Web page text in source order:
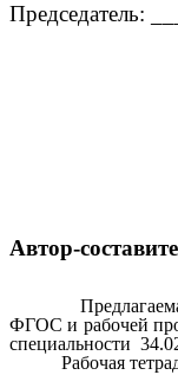
Председатель:
Автор-
Предлагаемая
ФГОС и рабочей
специальности
Рабочая тетрадь